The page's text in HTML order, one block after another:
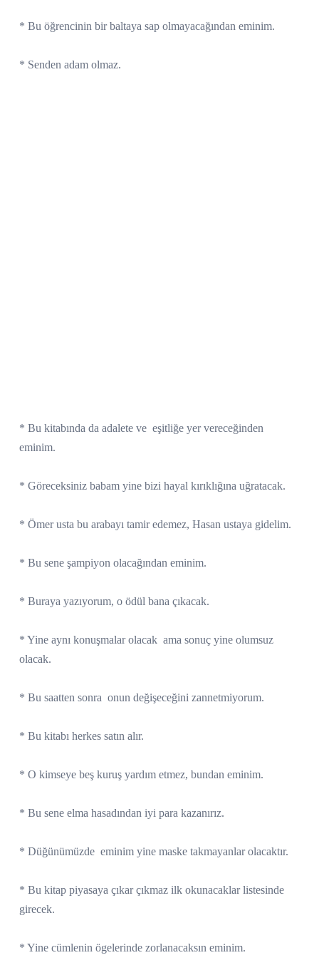
* Bu öğrencinin bir baltaya sap olmayacağından eminim.
* Senden adam olmaz.
* Bu kitabında da adalete ve eşitliğe yer vereceğinden
eminim.
* Göreceksiniz babam yine bizi hayal kırıklığına uğratacak.
* Ömer usta bu arabayı tamir edemez, Hasan ustaya gidelim.
* Bu sene şampiyon olacağından eminim.
* Buraya yazıyorum, o ödül bana çıkacak.
* Yine aynı konuşmalar olacak ama sonuç yine olumsuz
olacak.
* Bu saatten sonra onun değişeceğini zannetmiyorum.
* Bu kitabı herkes satın alır.
* O kimseye beş kuruş yardım etmez, bundan eminim.
* Bu sene elma hasadından iyi para kazanırız.
* Düğünümüzde eminim yine maske takmayanlar olacaktır.
* Bu kitap piyasaya çıkar çıkmaz ilk okunacaklar listesinde
girecek.
* Yine cümlenin ögelerinde zorlanacaksın eminim.